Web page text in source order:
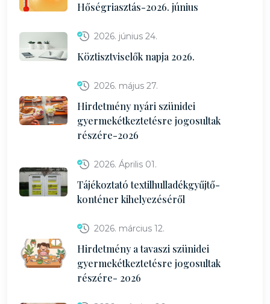
Hőségriasztás-2026. június
2026. június 24.
Köztisztviselők napja 2026.
2026. május 27.
Hirdetmény nyári szünidei
gyermekétkeztetésre jogosultak
részére-2026
2026. Április 01.
Tájékoztató textilhulladékgyűjtő-
konténer kihelyezéséről
2026. március 12.
Hirdetmény a tavaszi szünidei
gyermekétkeztetésre jogosultak
részére- 2026